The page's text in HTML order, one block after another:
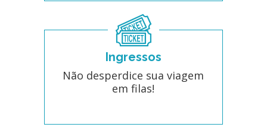
Ingressos
Não desperdice sua viagem
em filas!